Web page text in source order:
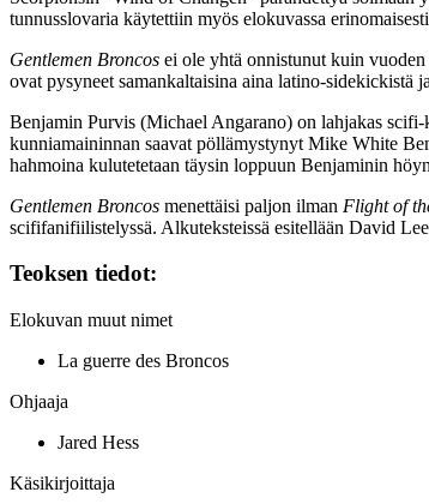
tunnusslovaria käytettiin myös elokuvassa
Gentlemen Broncos ei ole yhtä onnistunut kuin
ovat pysyneet samankaltaisina aina latino-sidekickistä
Benjamin Purvis (Michael Angarano) on lahjakas
kunniamaininnan saavat pöllämystynyt Mike White
hahmoina kulutetetaan täysin loppuun Benjaminin
Gentlemen Broncos menettäisi paljon ilman Flight of
scififanifiilistelyssä. Alkuteksteissä esitellään David
Teoksen tiedot:
Elokuvan muut nimet
La guerre des Broncos
Ohjaaja
Jared Hess
Käsikirjoittaja